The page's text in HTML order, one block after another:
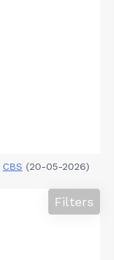
CBS (20-05-2026)
Filters